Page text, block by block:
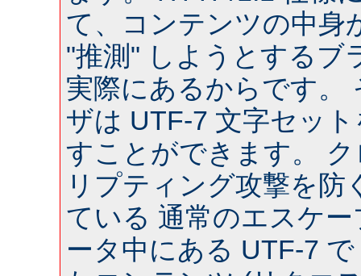
て、コンテンツの中身
"推測" しようとするブ
実際にあるからです。
ザは UTF-7 文字セッ
すことができます。
リプティング攻撃を防
ている 通常のエスケ
ータ中にある UTF-7